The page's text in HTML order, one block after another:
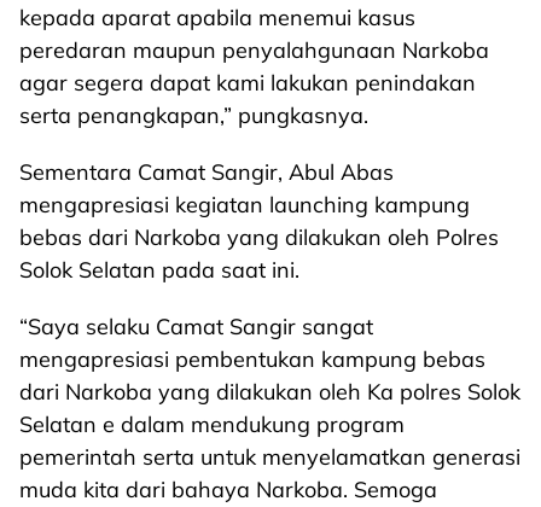
kepada aparat apabila menemui kasus
peredaran maupun penyalahgunaan Narkoba
agar segera dapat kami lakukan penindakan
serta penangkapan,” pungkasnya.
Sementara Camat Sangir, Abul Abas
mengapresiasi kegiatan launching kampung
bebas dari Narkoba yang dilakukan oleh Polres
Solok Selatan pada saat ini.
“Saya selaku Camat Sangir sangat
mengapresiasi pembentukan kampung bebas
dari Narkoba yang dilakukan oleh Ka polres Solok
Selatan e dalam mendukung program
pemerintah serta untuk menyelamatkan generasi
muda kita dari bahaya Narkoba. Semoga